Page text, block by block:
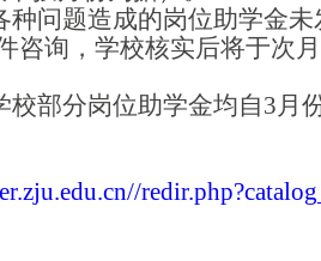
问题造成的岗位助学金未
咨询，学校核实后将于次
部分岗位助学金均自3月